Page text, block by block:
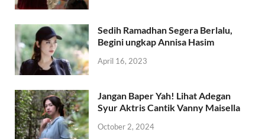
Sedih Ramadhan Segera Berlalu,
Begini ungkap Annisa Hasim
April 16, 2023
Jangan Baper Yah! Lihat Adegan
Syur Aktris Cantik Vanny Maisella
October 2, 2024